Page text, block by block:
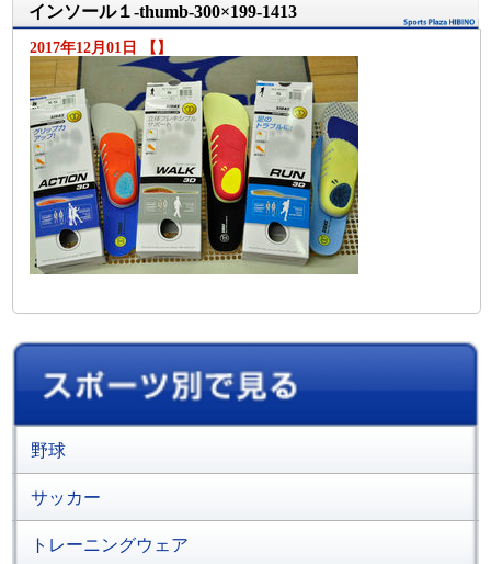
インソール１-thumb-300×199-1413
2017年12月01日 【】
野球
サッカー
トレーニングウェア